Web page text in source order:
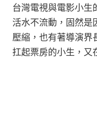
台灣電視與電影小生
活水不流動，固然是
壓縮，也有著導演界
扛起票房的小生，又